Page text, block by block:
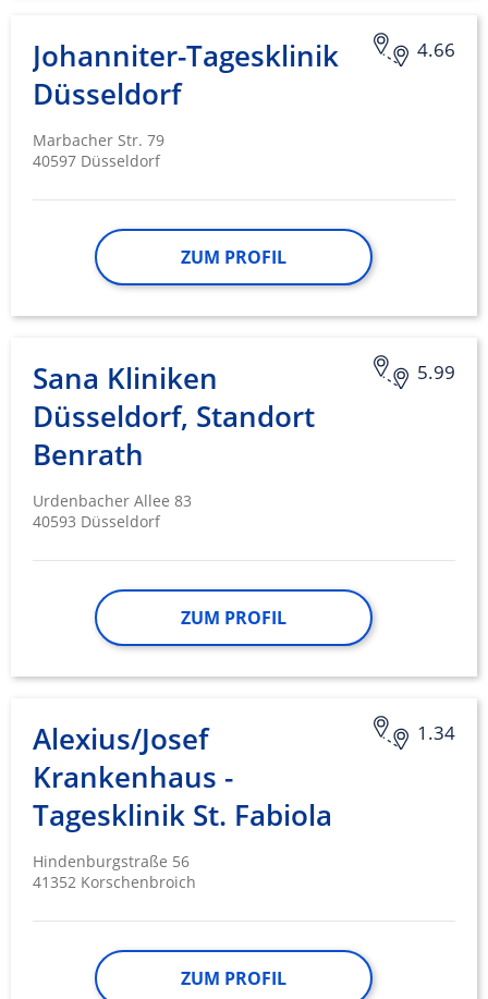
4.66
Johanniter-Tagesklinik
Düsseldorf
Marbacher Str. 79
40597 Düsseldorf
ZUM PROFIL
5.99
Sana Kliniken
Düsseldorf, Standort
Benrath
Urdenbacher Allee 83
40593 Düsseldorf
ZUM PROFIL
1.34
Alexius/Josef
Krankenhaus -
Tagesklinik St. Fabiola
Hindenburgstraße 56
41352 Korschenbroich
ZUM PROFIL